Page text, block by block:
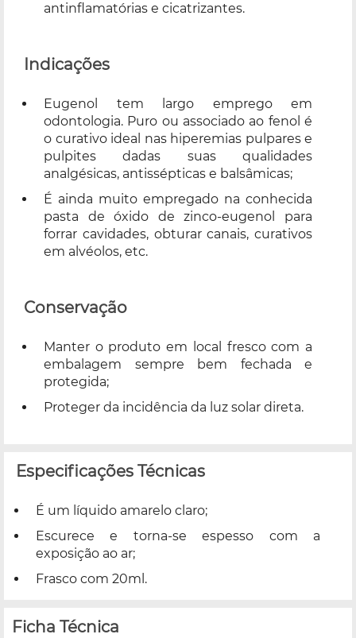
antinflamatórias e cicatrizantes.
Indicações
Eugenol tem largo emprego em
odontologia. Puro ou associado ao fenol é
o curativo ideal nas hiperemias pulpares e
pulpites dadas suas qualidades
analgésicas, antissépticas e balsâmicas;
É ainda muito empregado na conhecida
pasta de óxido de zinco-eugenol para
forrar cavidades, obturar canais, curativos
em alvéolos, etc.
Conservação
Manter o produto em local fresco com a
embalagem sempre bem fechada e
protegida;
Proteger da incidência da luz solar direta.
Especificações Técnicas
É um líquido amarelo claro;
Escurece e torna-se espesso com a
exposição ao ar;
Frasco com 20ml.
Ficha Técnica